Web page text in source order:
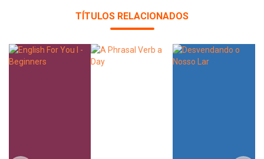
TÍTULOS RELACIONADOS